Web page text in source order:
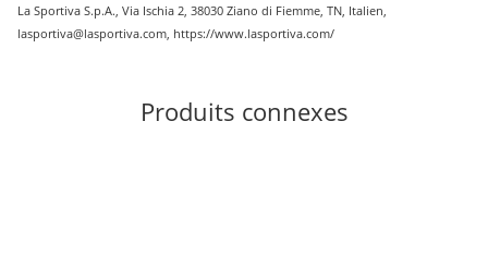
La Sportiva S.p.A., Via Ischia 2, 38030 Ziano di Fiemme, TN, Italien,
lasportiva@lasportiva.com, https://www.lasportiva.com/
Produits connexes